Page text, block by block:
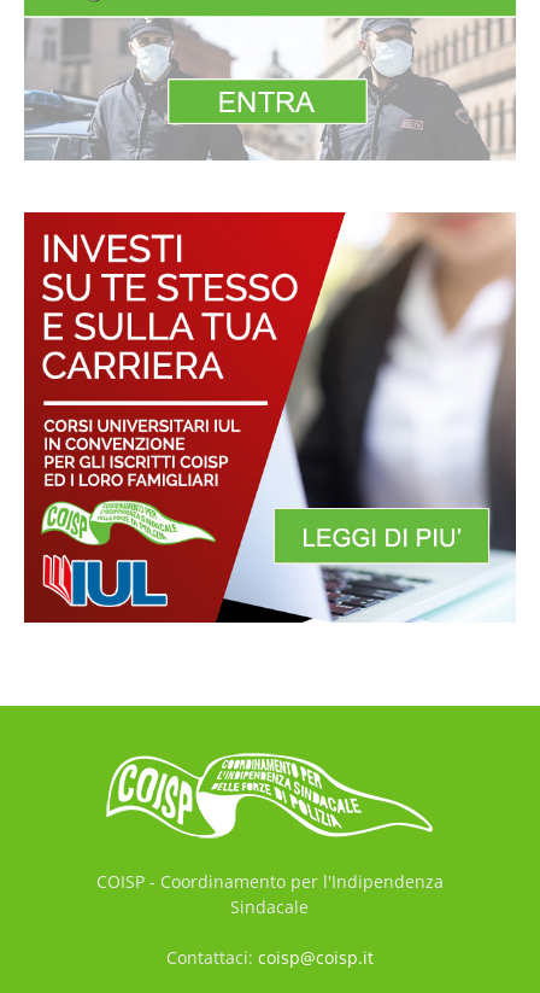
COISP - Coordinamento per l'Indipendenza
Sindacale
Contattaci: coisp@coisp.it